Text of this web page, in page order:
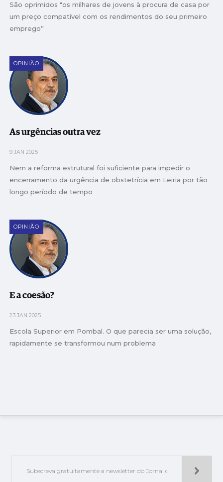
São oprimidos "os milhares de jovens à procura de casa por
um preço compatível com os rendimentos do seu primeiro
emprego”
OPINIÃO
As urgências outra vez
9 JAN 2025
Nem a reforma estrutural foi suficiente para impedir o
encerramento da urgência de obstetrícia em Leiria por tão
longo período de tempo
OPINIÃO
E a coesão?
23 JAN 2025
Escola Superior em Pombal. O que parecia ser uma solução,
rapidamente se transformou num problema